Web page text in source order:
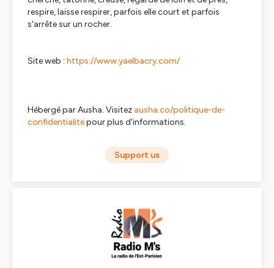
respire, laisse respirer, parfois elle court et parfois
s'arrête sur un rocher.
Site web : https://www.yaelbacry.com/
Hébergé par Ausha. Visitez ausha.co/politique-de-
confidentialitepour plus d'informations.
Support us